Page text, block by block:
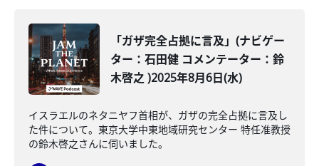
「ガザ完全占拠に言及」(ナビゲー
ター：石田健 コメンテーター：鈴
木啓之 )2025年8月6日(水)
イスラエルのネタニヤフ首相が、ガザの完全占拠に言及し
た件について。東京大学中東地域研究センター 特任准教授
の鈴木啓之さんに伺いました。